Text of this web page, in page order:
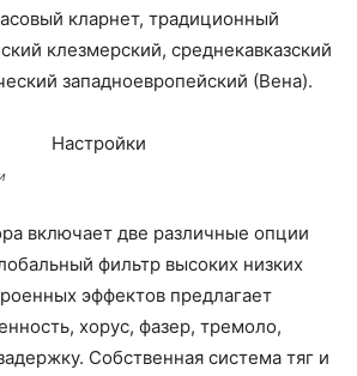
кларнет, традиционный
клезмерский, среднекавказский
западноевропейский (Вена).
включает две различные опции
фильтр высоких низких
эффектов предлагает
хорус, фазер, тремоло,
Собственная система тяг и